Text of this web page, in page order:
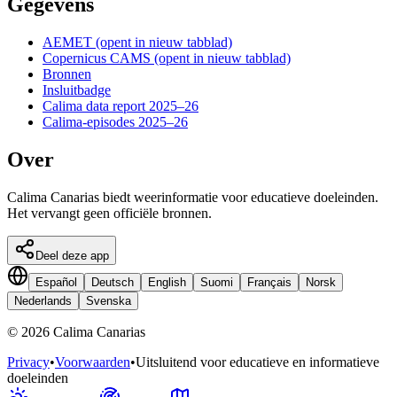
AEMET (opent in nieuw tabblad)
Copernicus CAMS (opent in nieuw tabblad)
Bronnen
Insluitbadge
Calima data report 2025–26
Calima-episodes 2025–26
Over
Calima Canarias biedt weerinformatie voor educatieve doeleinden.
Het vervangt geen officiële bronnen.
Deel deze app
Español
Deutsch English Suomi Français
Norsk
Nederlands
Svenska
© 2026 Calima Canarias
Privacy•Voorwaarden•Uitsluitend voor educatieve en informatieve
doeleinden